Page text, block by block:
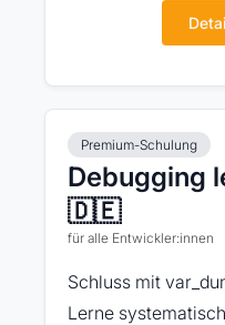
Premium-Schulung
Debugging
🇩🇪
für alle Entwickler:innen
Schluss mit
Lerne